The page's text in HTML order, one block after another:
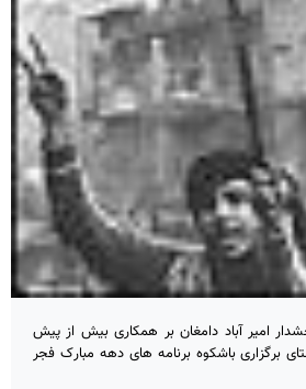
امیر آباد دامغان بر همکاری بیش از پیش
برگزاری باشکوه برنامه های دهه مبارک فجر